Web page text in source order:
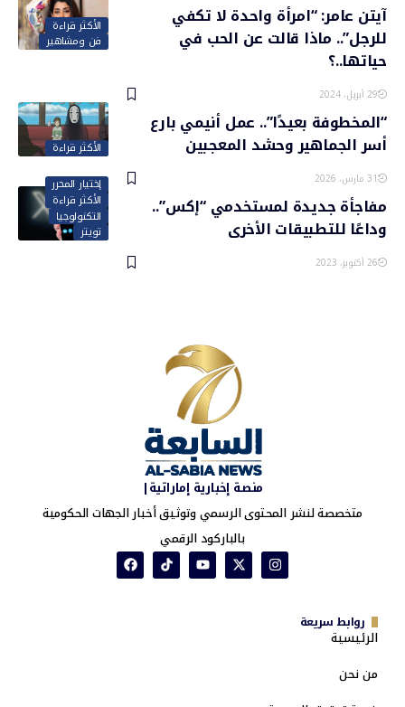
الأكثر قراءة
فن ومشاهير
آيتن عامر: “امرأة واحدة لا تكفي
للرجل”.. ماذا قالت عن الحب في
حياتها..؟
29 أبريل، 2024
الأكثر قراءة
“المخطوفة بعيدًا”.. عمل أنيمي بارع
أسر الجماهير وحشد المعجبين
31 مارس، 2026
إختيار المحرر
الأكثر قراءة
التكنولوجيا
تويتر
مفاجأة جديدة لمستخدمي “إكس”..
وداعًا للتطبيقات الأخرى
26 أكتوبر، 2023
منصة إخبارية إماراتية|
متخصصة لنشر المحتوى الرسمي وتوثيق أخبار الجهات الحكومية
بالباركود الرقمي
روابط سريعة
الرئيسية
من نحن